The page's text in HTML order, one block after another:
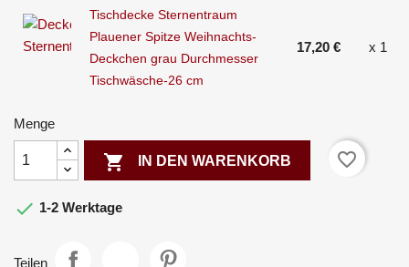
Tischdecke Sternentraum
Plauener Spitze Weihnachts-
Deckchen grau Durchmesser
Tischwäsche-26 cm
17,20 € x 1
Menge
 IN DEN WARENKORB favorite_border
 1-2 Werktage
Teilen